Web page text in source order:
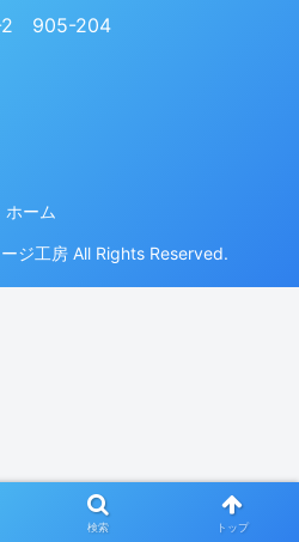
2 905-204
ホーム
ジ工房 All Rights Reserved.
検索 トップ